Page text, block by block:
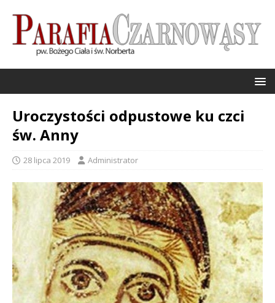
Uroczystości odpustowe ku czci
św. Anny
28 lipca 2019 Administrator